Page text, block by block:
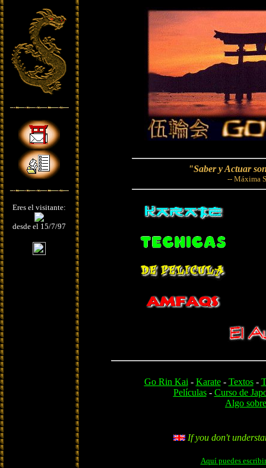
Eres el visitante:
desde el 15/7/97
"Saber y Actuar
-- Máxima
Go Rin Kai - Karate- Textos-
Películas- Curso de
Algo
If you don't
Aquí puedes escribir